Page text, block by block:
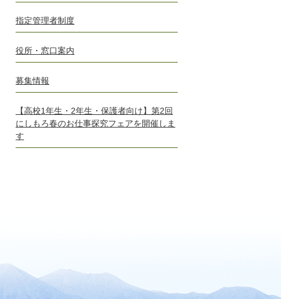
指定管理者制度
役所・窓口案内
募集情報
【高校1年生・2年生・保護者向け】第2回
にしもろ春のお仕事探究フェアを開催しま
す